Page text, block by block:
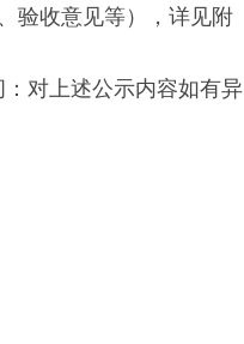
验收意见等），详见附
对上述公示内容如有异